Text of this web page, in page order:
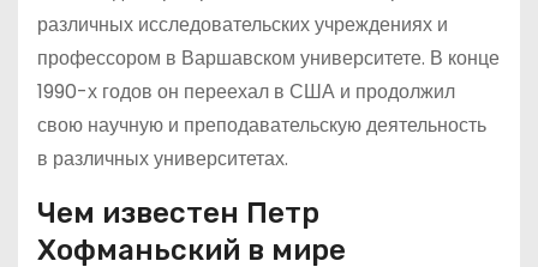
различных исследовательских учреждениях и
профессором в Варшавском университете. В конце
1990-х годов он переехал в США и продолжил
свою научную и преподавательскую деятельность
в различных университетах.
Чем известен Петр
Хофманьский в мире